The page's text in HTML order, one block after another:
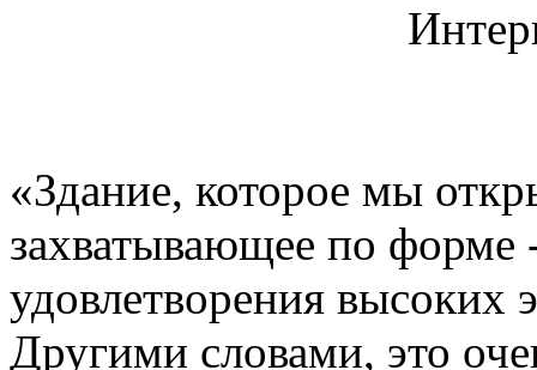
«Здание, которое мы
захватывающее по форме
удовлетворения высоких
Другими словами, это